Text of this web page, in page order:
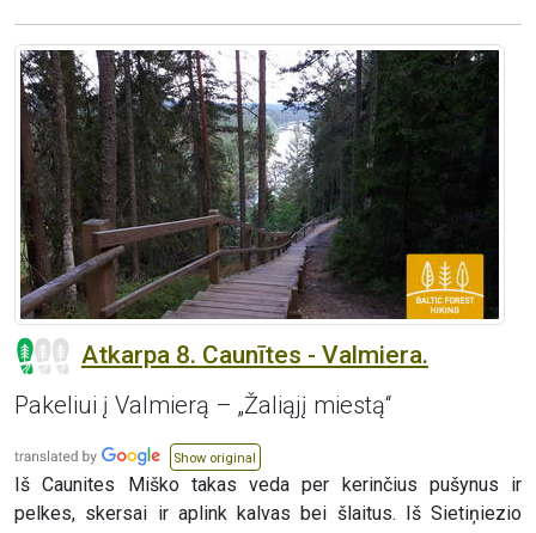
Atkarpa 8. Caunītes - Valmiera.
Pakeliui į Valmierą – „Žaliąjį miestą“
Show original
Iš Caunites Miško takas veda per kerinčius pušynus ir
pelkes, skersai ir aplink kalvas bei šlaitus. Iš Sietiņiezio